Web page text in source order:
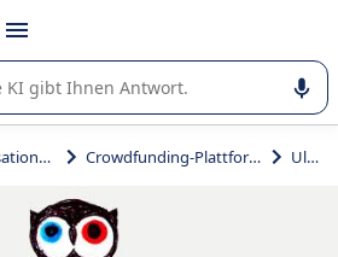
mit
bei der Nutzung oder Auswahl
Vereine und Organisationen Crowdfunding-Plattform Ulule